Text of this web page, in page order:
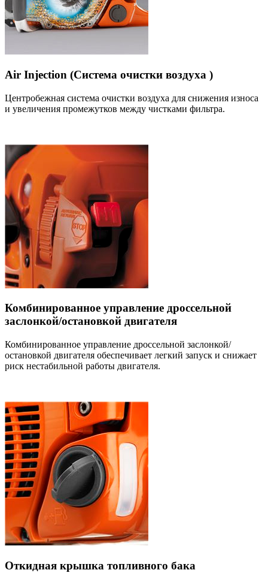
Air Injection (Система очистки воздуха )
Центробежная система очистки воздуха для снижения износа
и увеличения промежутков между чистками фильтра.
Комбинированное управление дроссельной
заслонкой/остановкой двигателя
Комбинированное управление дроссельной заслонкой/
остановкой двигателя обеспечивает легкий запуск и снижает
риск нестабильной работы двигателя.
Откидная крышка топливного бака